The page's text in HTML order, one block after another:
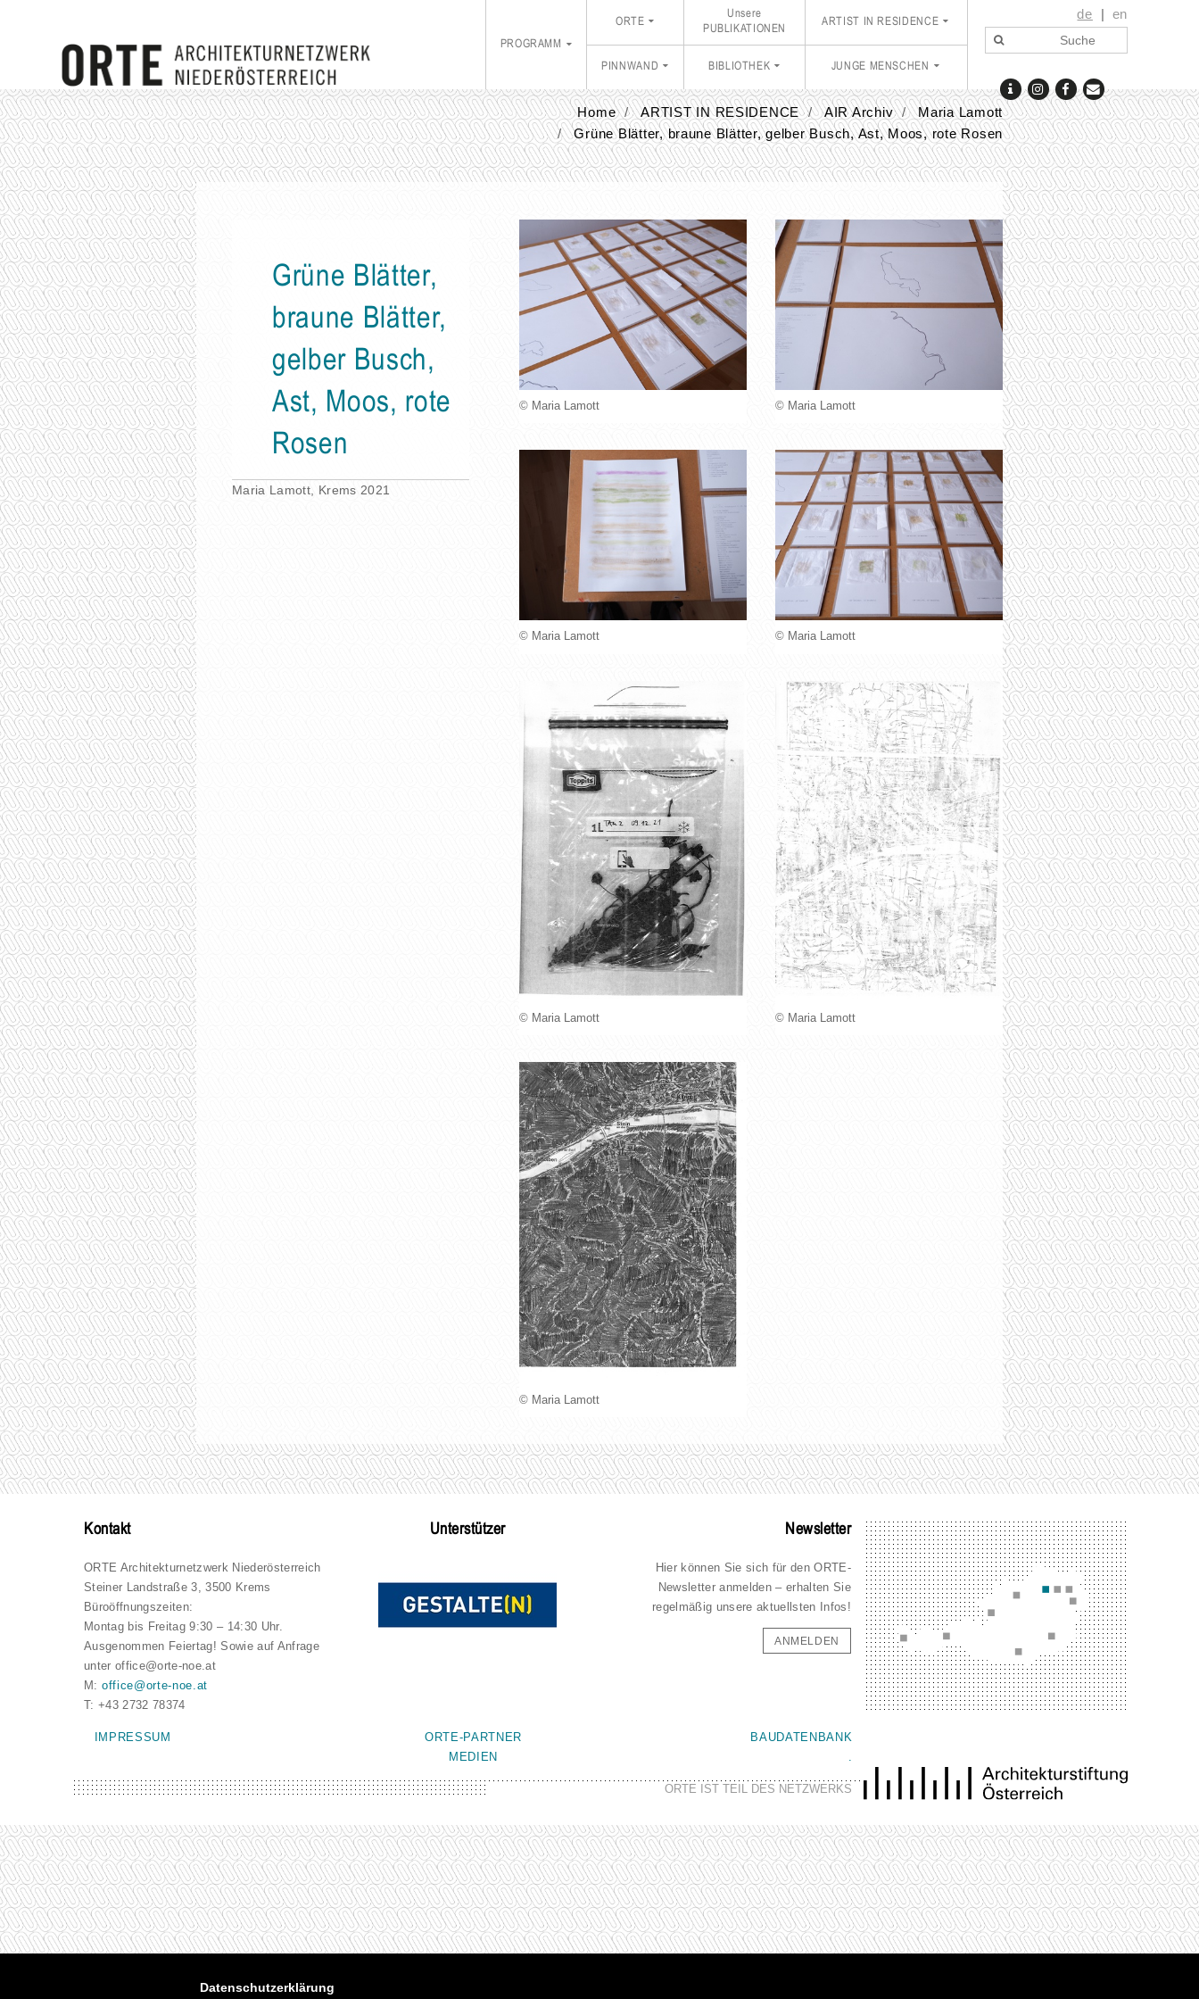
de en
PROGRAMM
ORTE
Unsere
PUBLIKATIONEN
ARTIST IN RESIDENCE
PINNWAND BIBLIOTHEK JUNGE MENSCHEN
Home ARTIST IN RESIDENCE AIR Archiv
Maria Lamott
Grüne Blätter, braune Blätter, gelber Busch, Ast, Moos, rote Rosen
Grüne Blätter,
braune Blätter,
gelber Busch,
Ast, Moos, rote
Rosen
Maria Lamott, Krems 2021
© Maria Lamott © Maria Lamott
© Maria Lamott © Maria Lamott
© Maria Lamott © Maria Lamott
© Maria Lamott
Kontakt
ORTE Architekturnetzwerk Niederösterreich
Steiner Landstraße 3, 3500 Krems
Büroöffnungszeiten:
Montag bis Freitag 9:30 – 14:30 Uhr.
Ausgenommen Feiertag! Sowie auf Anfrage
unter office@orte-noe.at
M: office@orte-noe.at
T: +43 2732 78374
Unterstützer Newsletter
Hier können Sie sich für den ORTE-
Newsletter anmelden – erhalten Sie
regelmäßig unsere aktuellsten Infos!
ANMELDEN
IMPRESSUM
ORTE-PARTNER
MEDIEN
BAUDATENBANK
ORTE IST TEIL DES NETZWERKS
Datenschutzerklärung